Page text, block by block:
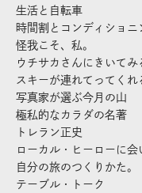
生活と自転車
時間割とコンディショニ
怪我こそ、私。
ウチサカさんにきいてみ
スキーが連れてってくれ
写真家が選ぶ今月の山
極私的なカラダの名著
トレラン正史
ローカル・ヒーローに会
自分の旅のつくりかた。
テーブル・トーク